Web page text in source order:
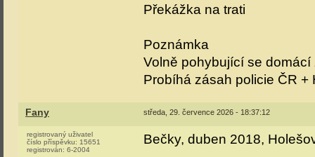
Překážka na trati
Poznámka
Volně pohybující se domácí
Probíhá zásah policie ČR +
Fany středa, 29. července 2026 - 18:37:12
registrovaný uživatel
číslo příspěvku: 15651
registrován: 6-2004
Bečky, duben 2018,